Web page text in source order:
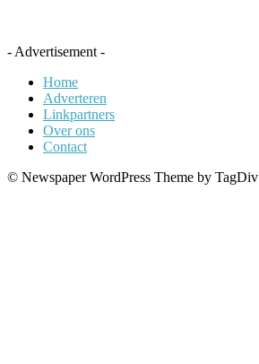
- Advertisement -
Home
Adverteren
Linkpartners
Over ons
Contact
© Newspaper WordPress Theme by TagDiv